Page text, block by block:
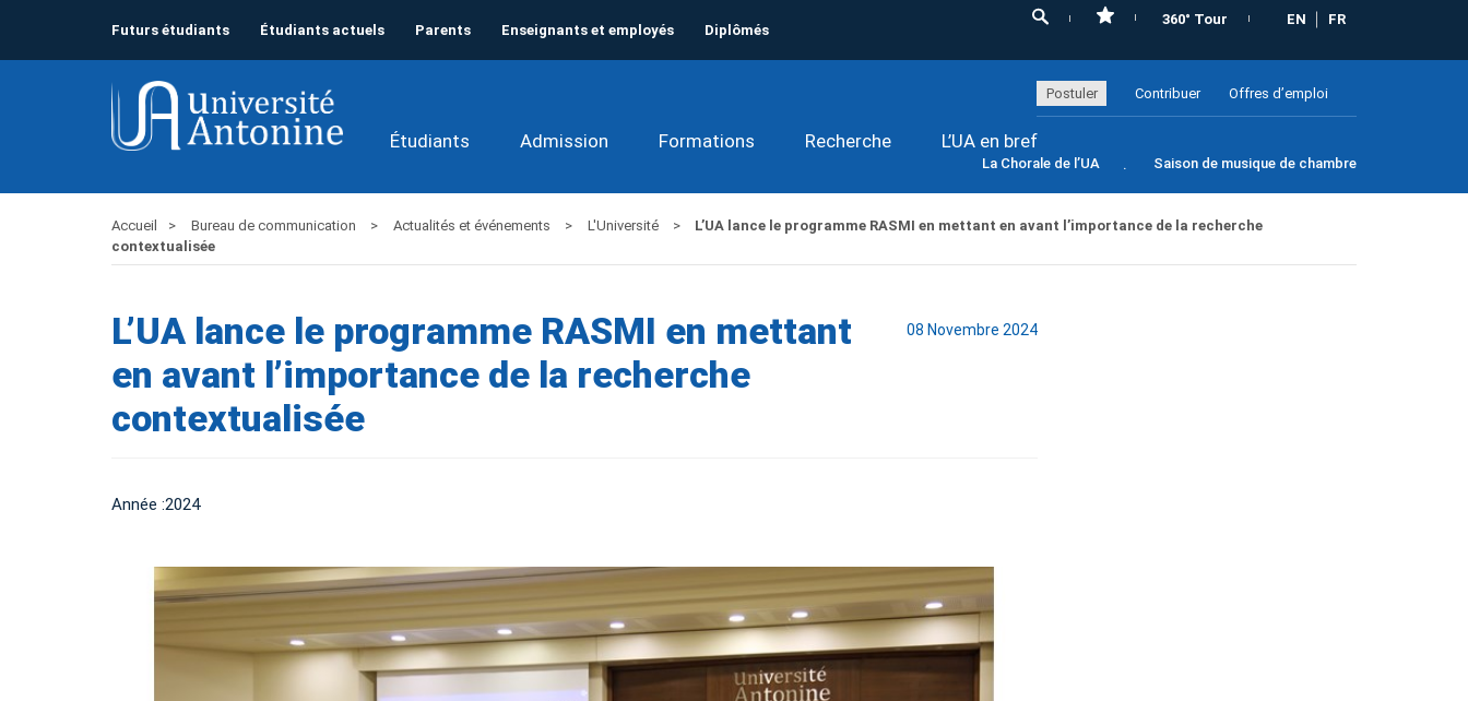
Futurs étudiants Étudiants actuels Parents Enseignants et employés Diplômés
360° Tour EN FR
Postuler Contribuer Offres d’emploi
Étudiants Admission Formations Recherche L’UA en bref
La Chorale de l’UA Saison de musique de chambre
Accueil Bureau de communication Actualités et événements L'Université
L’UA lance le programme RASMI en mettant en avant l’importance de la recherche
contextualisée
L’UA lance le programme RASMI en mettant
en avant l’importance de la recherche
contextualisée
08 Novembre 2024
Année :2024